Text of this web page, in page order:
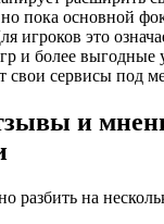
пока основной
игроков это
и более выгодные
свои сервисы под
и
разбить на